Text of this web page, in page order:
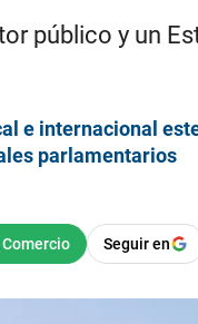
público y un
e internacional
parlamentarios
Seguir en